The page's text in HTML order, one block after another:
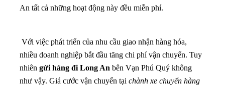
An tất cả những hoạt động này đều miễn phí.
Với việc phát triển của nhu cầu giao nhận hàng hóa,
nhiều doanh nghiệp bắt đầu tăng chi phí vận chuyển. Tuy
nhiên gửi hàng đi Long An bên Vạn Phú Quý không
như vậy. Giá cước vận chuyển tại chành xe chuyển hàng